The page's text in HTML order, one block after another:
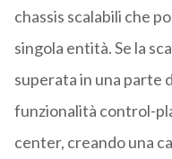
chassis scalabili che
singola entità. Se la
superata in una parte
funzionalità control-
center, creando una